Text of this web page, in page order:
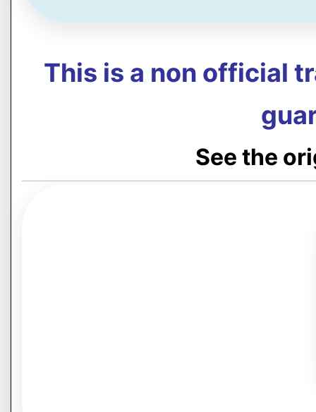
This is a non official
See the